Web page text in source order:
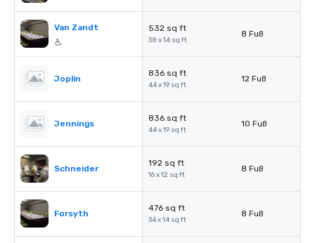
Van Zandt 532 sq ft
38 x 14 sq ft
8 Fuß
Joplin
836 sq ft
44 x 19 sq ft
12 Fuß
Jennings
836 sq ft
44 x 19 sq ft
10 Fuß
Schneider
192 sq ft
16 x 12 sq ft
8 Fuß
Forsyth
476 sq ft
34 x 14 sq ft
8 Fuß